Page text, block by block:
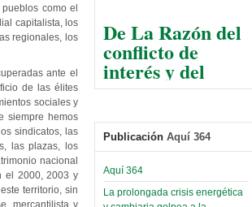
como el
capitalista, los
regionales, los
ante el
de las élites
sociales y
siempre hemos
sindicatos, las
las plazas, los
nacional
el 2000, 2003 y
territorio, sin
mercantilista y
taller de software estadístico en
la UMSA
Sábado, 14 Septiembre 2024
certificados por apoyo al
Séptimo Encuentro de
Economistas
Sábado, 14 Octubre 2023
Leer Más...
De La Razón del
conflicto de
interés y del
razonable arte
y esconder la
mano
Jueves, 10 Diciembre 2020
Read more...
Publicación Aquí 364
Aquí 364
La prolongada crisis energética